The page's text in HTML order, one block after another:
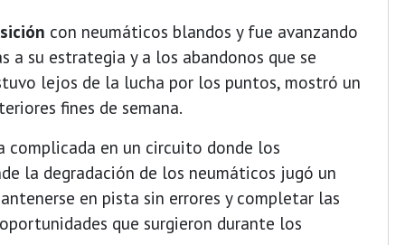
con neumáticos blandos y fue avanzando
a su estrategia y a los abandonos que se
lejos de la lucha por los puntos, mostró un
fines de semana.
en un circuito donde los
la degradación de los neumáticos jugó un
en pista sin errores y completar las
que surgieron durante los